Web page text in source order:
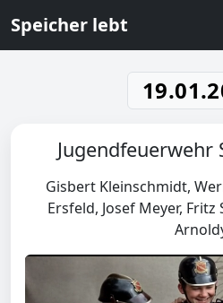
Speicher lebt
Jugendfeuerwehr
Gisbert Kleinschmidt,
Ersfeld, Josef Meyer,